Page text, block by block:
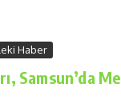
Haber
Samsun’da